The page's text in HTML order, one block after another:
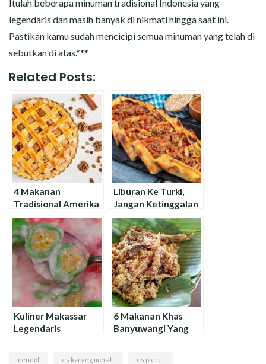
Itulah beberapa minuman tradisional Indonesia yang
legendaris dan masih banyak di nikmati hingga saat ini.
Pastikan kamu sudah mencicipi semua minuman yang telah di
sebutkan di atas.***
Related Posts:
4 Makanan
Tradisional Amerika
terbaik yang wajib
kamu coba
Liburan Ke Turki,
Jangan Ketinggalan
Makanan Khas Yang
Legendaris
Kuliner Makassar
Legendaris
6 Makanan Khas
Banyuwangi Yang
cendol es kacang merah es pleret